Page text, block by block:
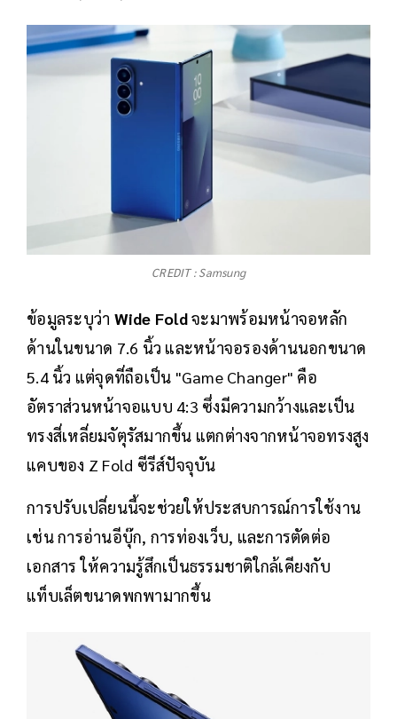
CREDIT : Samsung
ข้อมูลระบุว่า Wide Foldจะมาพร้อมหน้าจอหลัก
ด้านในขนาด 7.6 นิ้ว และหน้าจอรองด้านนอกขนาด
5.4 นิ้ว แต่จุดที่ถือเป็น "Game Changer" คือ
อัตราส่วนหน้าจอแบบ 4:3 ซึ่งมีความกว้างและเป็น
ทรงสี่เหลี่ยมจัตุรัสมากขึ้น แตกต่างจากหน้าจอทรงสูง
แคบของ Z Fold ซีรีส์ปัจจุบัน
การปรับเปลี่ยนนี้จะช่วยให้ประสบการณ์การใช้งาน
เช่น การอ่านอีบุ๊ก, การท่องเว็บ, และการตัดต่อ
เอกสาร ให้ความรู้สึกเป็นธรรมชาติใกล้เคียงกับ
แท็บเล็ตขนาดพกพามากขึ้น